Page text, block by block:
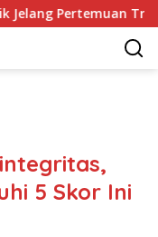
Pertemuan Trump dan
5 Skor Ini